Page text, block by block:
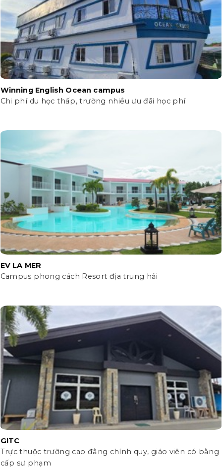
Winning English Ocean campus
Chi phí du học thấp, trường nhiều ưu đãi học phí
EV LA MER
Campus phong cách Resort địa trung hải
GITC
Trực thuộc trường cao đẳng chính quy, giáo viên có bằng
cấp sư phạm